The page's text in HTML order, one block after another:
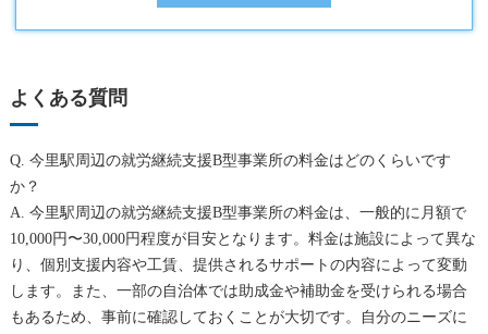
よくある質問
Q. 今里駅周辺の就労継続支援B型事業所の料金はどのくらいです
か？
A. 今里駅周辺の就労継続支援B型事業所の料金は、一般的に月額で
10,000円〜30,000円程度が目安となります。料金は施設によって異な
り、個別支援内容や工賃、提供されるサポートの内容によって変動
します。また、一部の自治体では助成金や補助金を受けられる場合
もあるため、事前に確認しておくことが大切です。自分のニーズに